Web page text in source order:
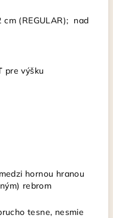
(REGULAR); nad
pre výšku
hornou hranou
rebrom
tesne, nesmie